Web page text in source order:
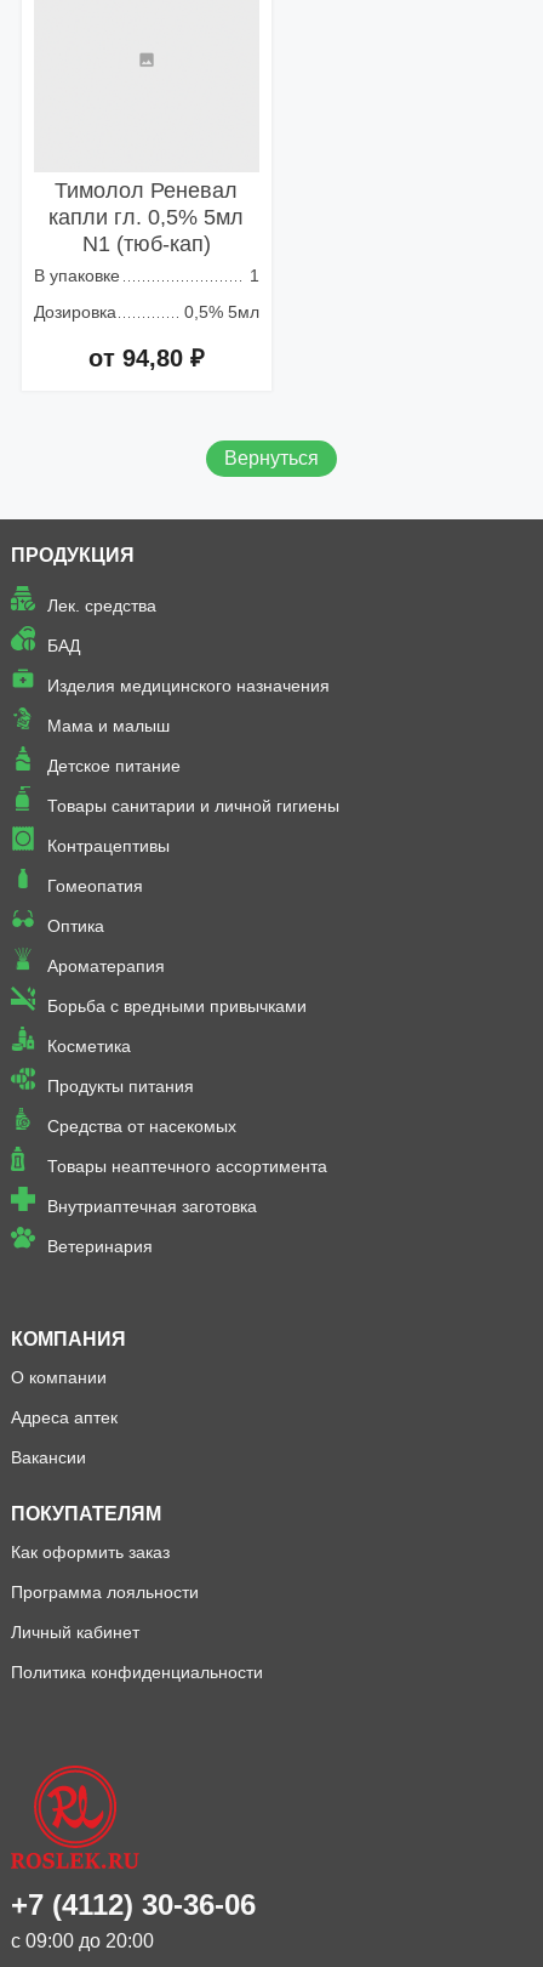
Тимолол Реневал
капли гл. 0,5% 5мл
N1 (тюб-кап)
В упаковке
1
Дозировка
0,5% 5мл
от 94,80 ₽
Вернуться
ПРОДУКЦИЯ
Лек. средства
БАД
Изделия медицинского назначения
Мама и малыш
Детское питание
Товары санитарии и личной гигиены
Контрацептивы
Гомеопатия
Оптика
Ароматерапия
Борьба с вредными привычками
Косметика
Продукты питания
Средства от насекомых
Товары неаптечного ассортимента
Внутриаптечная заготовка
Ветеринария
КОМПАНИЯ
О компании
Адреса аптек
Вакансии
ПОКУПАТЕЛЯМ
Как оформить заказ
Программа лояльности
Личный кабинет
Политика конфиденциальности
+7 (4112) 30-36-06
с 09:00 до 20:00